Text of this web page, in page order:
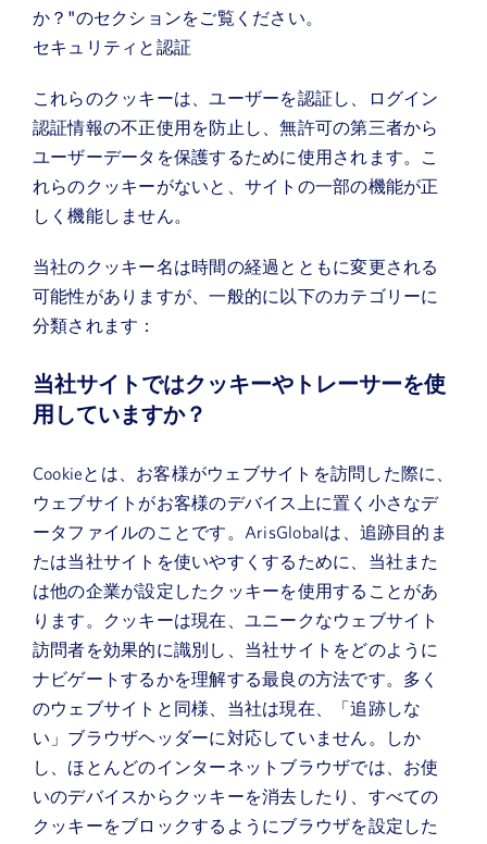
か？"のセクションをご覧ください。
セキュリティと認証
これらのクッキーは、ユーザーを認証し、ログイン
認証情報の不正使用を防止し、無許可の第三者から
ユーザーデータを保護するために使用されます。こ
れらのクッキーがないと、サイトの一部の機能が正
しく機能しません。
当社のクッキー名は時間の経過とともに変更される
可能性がありますが、一般的に以下のカテゴリーに
分類されます：
当社サイトではクッキーやトレーサーを使
用していますか？
Cookieとは、お客様がウェブサイトを訪問した際に、
ウェブサイトがお客様のデバイス上に置く小さなデ
ータファイルのことです。ArisGlobalは、追跡目的ま
たは当社サイトを使いやすくするために、当社また
は他の企業が設定したクッキーを使用することがあ
ります。クッキーは現在、ユニークなウェブサイト
訪問者を効果的に識別し、当社サイトをどのように
ナビゲートするかを理解する最良の方法です。多く
のウェブサイトと同様、当社は現在、「追跡しな
い」ブラウザヘッダーに対応していません。しか
し、ほとんどのインターネットブラウザでは、お使
いのデバイスからクッキーを消去したり、すべての
クッキーをブロックするようにブラウザを設定した